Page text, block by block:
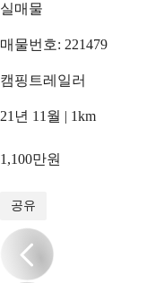
실매물
매물번호: 221479
캠핑트레일러
21년 11월 | 1km
1,100만원
공유
/17